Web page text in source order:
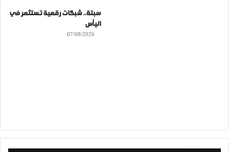
سبتة.. شبكات رقمية تستثمر في
اليأس
07/08/2026